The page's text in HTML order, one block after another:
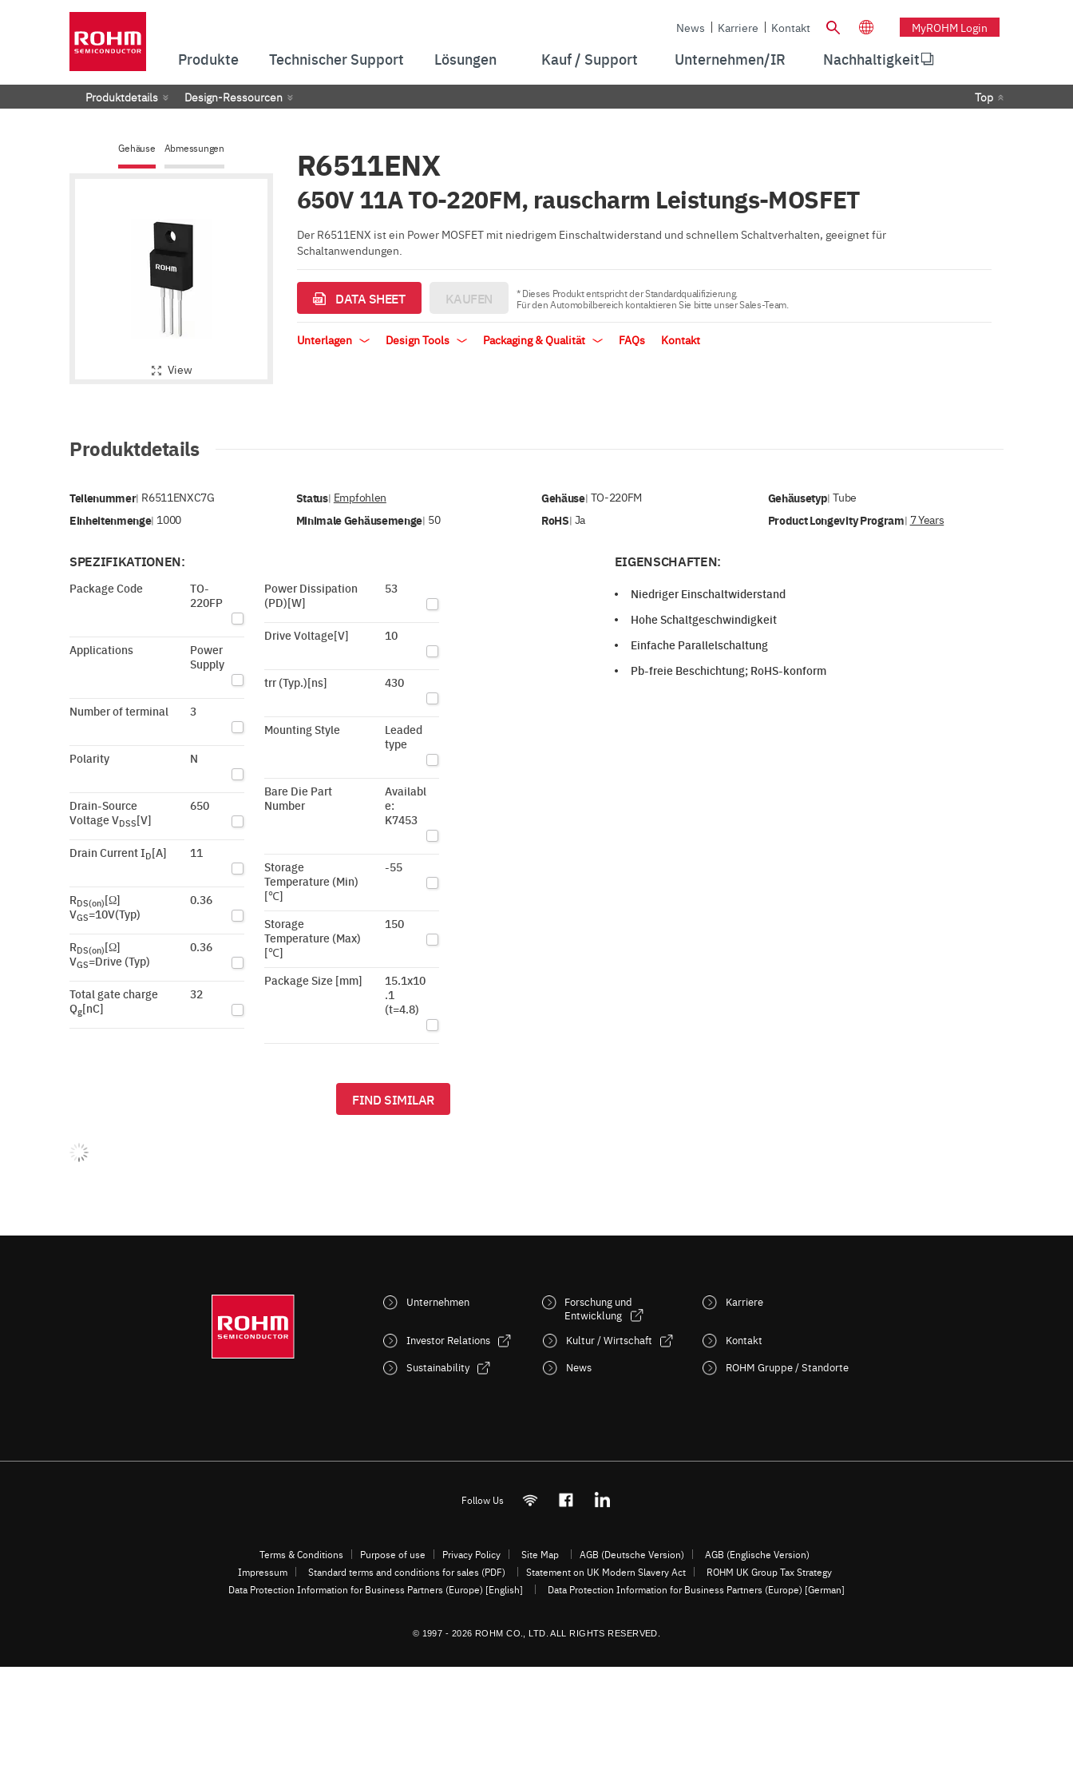
News Karriere Kontakt MyROHM Login
Produkte Technischer Support Lösungen Kauf / Support Unternehmen/IR Nachhaltigkeit
Produktdetails Design-Ressourcen Top
Gehäuse Abmessungen
View
R6511ENX
650V 11A TO-220FM, rauscharm Leistungs-MOSFET
Der R6511ENX ist ein Power MOSFET mit niedrigem Einschaltwiderstand und schnellem Schaltverhalten, geeignet für
Schaltanwendungen.
DATA SHEET KAUFEN
* Dieses Produkt entspricht der Standardqualifizierung.
Für den Automobilbereich kontaktieren Sie bitte unser Sales-Team.
Unterlagen Design Tools Packaging & Qualität FAQs Kontakt
Produktdetails
Teilenummer| R6511ENXC7G Status| Empfohlen Gehäuse| TO-220FM Gehäusetyp|Tube
Einheitenmenge| 1000 Minimale Gehäusemenge| 50 RoHS| Ja Product Longevity Program| 7 Years
SPEZIFIKATIONEN:
Package Code
TO-
220FP
Applications
Power
Supply
Number of terminal 3
Polarity N
Drain-Source
Voltage VDSS[V]
650
Drain Current ID[A] 11
RDS(on)[Ω]
VGS=10V(Typ)
0.36
RDS(on)[Ω]
VGS=Drive (Typ)
0.36
Total gate charge
Qg[nC]
32
Power Dissipation
(PD)[W]
53
Drive Voltage[V] 10
trr (Typ.)[ns] 430
Mounting Style
Leaded
type
Bare Die Part
Number
Availabl
e:
K7453
Storage
Temperature (Min)
[℃]
-55
Storage
Temperature (Max)
[℃]
150
Package Size [mm]
15.1x10
.1
(t=4.8)
FIND SIMILAR
EIGENSCHAFTEN:
Niedriger Einschaltwiderstand
Hohe Schaltgeschwindigkeit
Einfache Parallelschaltung
Pb-freie Beschichtung; RoHS-konform
Unternehmen
Investor Relations
Sustainability
Forschung und
Entwicklung
Kultur / Wirtschaft
News
Karriere
Kontakt
ROHM Gruppe / Standorte
Follow Us
Terms & Conditions Purpose of use Privacy Policy Site Map AGB (Deutsche Version)
AGB (Englische Version)
Impressum
Standard terms and conditions for sales (PDF) Statement on UK Modern Slavery Act
ROHM UK Group Tax Strategy
Data Protection Information for Business Partners (Europe) [English]
Data Protection Information for Business Partners (Europe) [German]
© 1997 - 2026 ROHM CO., LTD. ALL RIGHTS RESERVED.